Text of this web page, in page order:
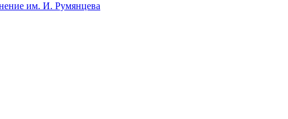
им. И. Румянцева